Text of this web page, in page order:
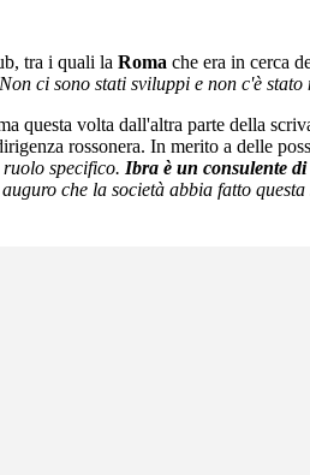
tra i quali la Roma che era in cerca
ci sono stati sviluppi e non c'è
questa volta dall'altra parte della
rossonera. In merito a delle
specifico. Ibra è un consulente
che la società abbia fatto